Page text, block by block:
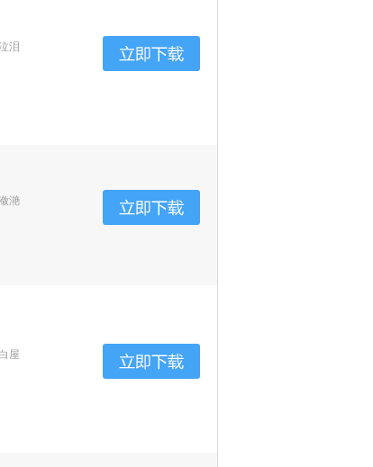
泪
滟
屋